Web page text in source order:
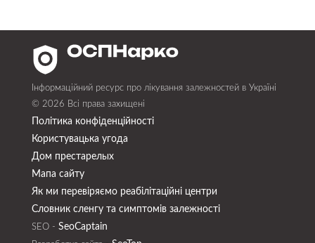
Інформаційний ресурс про лікування залежностей в Україні
© 2026 Всі права захищені
Політика конфіденційності
Користувацька угода
Дом престарелых
Мапа сайту
Як ми перевіряємо реабілітаційні центри
Словник сленгу та симптомів залежності
SEO - SeoСaptain